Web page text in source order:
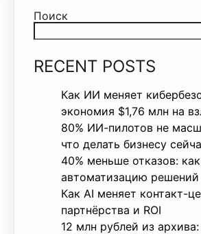
Поиск
RECENT POSTS
Как ИИ меняет
экономия $1,76 млн на
80% ИИ-пилотов не
что делать бизнесу
40% меньше отказов:
автоматизацию решений
Как AI меняет контакт-
партнёрства и ROI
12 млн рублей из архива: